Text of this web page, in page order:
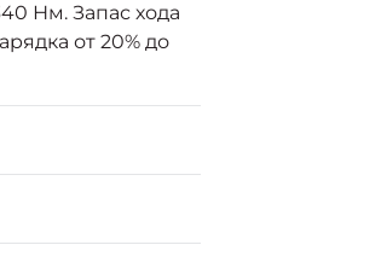
Нм. Запас хода
от 20% до